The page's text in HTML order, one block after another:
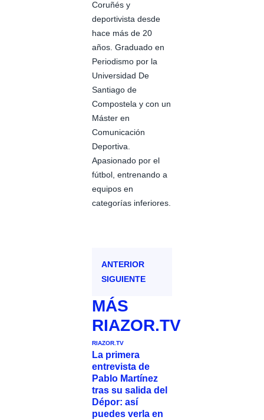
Coruñés y
deportivista desde
hace más de 20
años. Graduado en
Periodismo por la
Universidad De
Santiago de
Compostela y con un
Máster en
Comunicación
Deportiva.
Apasionado por el
fútbol, entrenando a
equipos en
categorías inferiores.
ANTERIOR
SIGUIENTE
MÁS
RIAZOR.TV
RIAZOR.TV
La primera
entrevista de
Pablo Martínez
tras su salida del
Dépor: así
puedes verla en